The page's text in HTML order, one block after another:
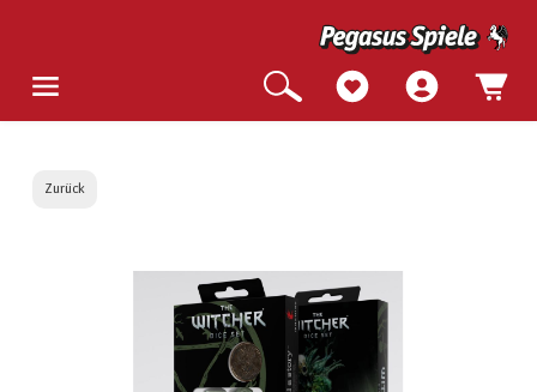
Zurück
Bildergalerie überspringen